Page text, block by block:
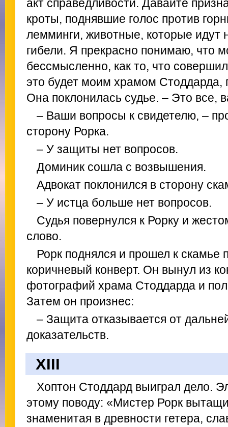
акт справедливости. Давайте
кроты, поднявшие голос против
лемминги, животные, которые идут
гибели. Я прекрасно понимаю, что
бессмысленно, как то, что
это будет моим храмом
Она поклонилась судье. – Это все,
– Ваши вопросы к свидетелю, –
сторону Рорка.
– У защиты нет вопросов.
Доминик сошла с возвышения.
Адвокат поклонился в сторону
– У истца больше нет вопросов.
Судья повернулся к Рорку и
слово.
Рорк поднялся и прошел к скамье
коричневый конверт. Он вынул из
фотографий храма Стоддарда и
Затем он произнес:
– Защита отказывается от
доказательств.
XIII
Хоптон Стоддард выиграл дело.
этому поводу: «Мистер Рорк
знаменитая в древности гетера,